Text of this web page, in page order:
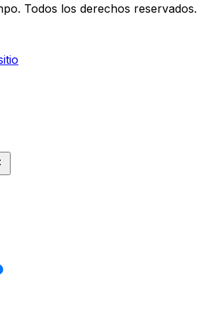
. Todos los derechos reservados.